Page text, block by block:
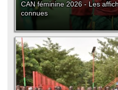
CAN féminine 2026 - Les
connues